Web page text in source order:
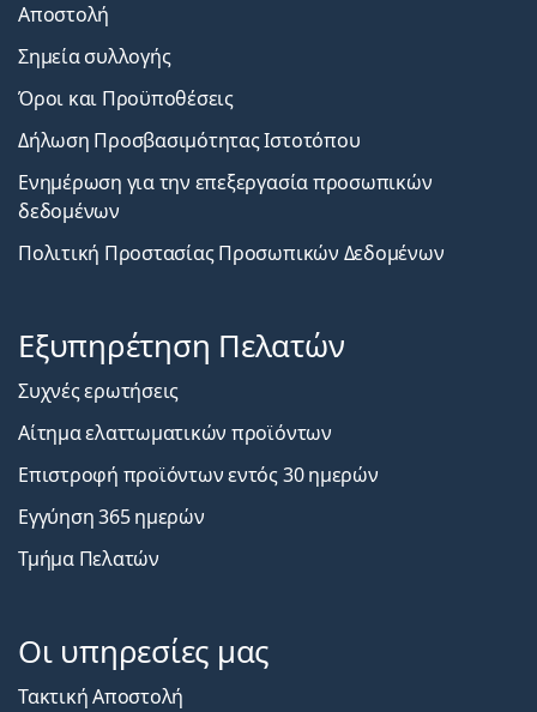
Αποστολή
Σημεία συλλογής
Όροι και Προϋποθέσεις
Δήλωση Προσβασιμότητας Ιστοτόπου
Ενημέρωση για την επεξεργασία προσωπικών
δεδομένων
Πολιτική Προστασίας Προσωπικών Δεδομένων
Εξυπηρέτηση Πελατών
Συχνές ερωτήσεις
Αίτημα ελαττωματικών προϊόντων
Επιστροφή προϊόντων εντός 30 ημερών
Εγγύηση 365 ημερών
Τμήμα Πελατών
Οι υπηρεσίες μας
Τακτική Αποστολή